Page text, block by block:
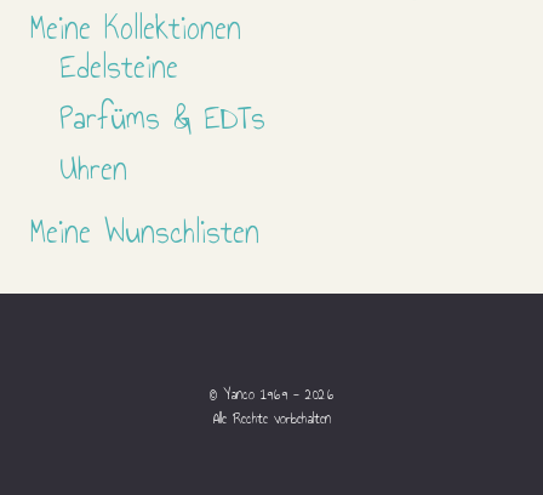
Meine Kollektionen
Edelsteine
Parfüms & EDTs
Uhren
Meine Wunschlisten
© Yanco 1969 - 2026
Alle Rechte vorbehalten